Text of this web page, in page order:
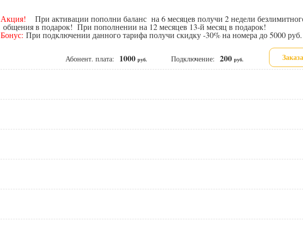
Акция! При активации пополни баланс на 6 месяцев получи 2 недели
общения в подарок! При пополнении на 12 месяцев 13-й месяц в подарок!
Бонус: При подключении данного тарифа получи скидку -30% на номера до 5000 руб.
Абонент. плата: 1000 руб. Подключение: 200 руб.